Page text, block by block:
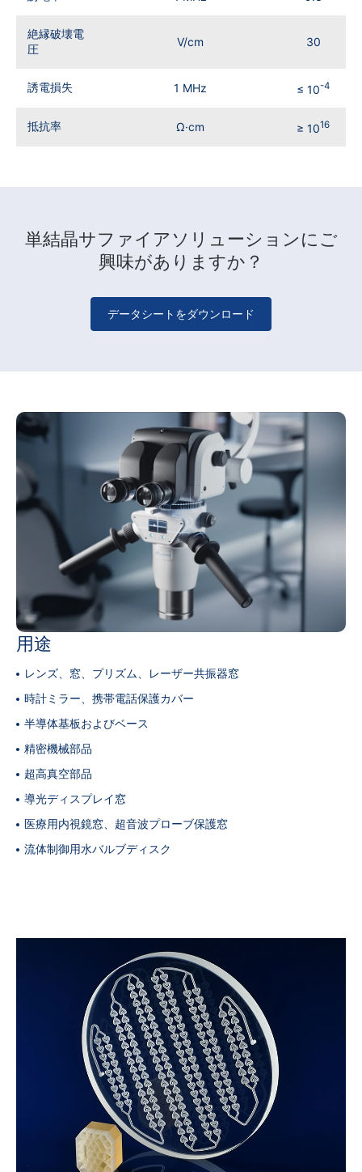
絶縁破壊電
圧
V/cm 30
誘電損失 1 MHz ≤ 10-4
抵抗率 Ω·cm ≥ 1016
単結晶サファイアソリューションにご
興味がありますか？
データシートをダウンロード
用途
レンズ、窓、プリズム、レーザー共振器窓
時計ミラー、携帯電話保護カバー
半導体基板およびベース
精密機械部品
超高真空部品
導光ディスプレイ窓
医療用内視鏡窓、超音波プローブ保護窓
流体制御用水バルブディスク